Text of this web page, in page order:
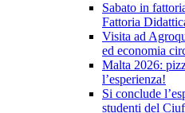
Sabato in
Fattoria
Visita ad
ed economia
Malta 2026:
l’esperienza!
Si conclude
studenti del